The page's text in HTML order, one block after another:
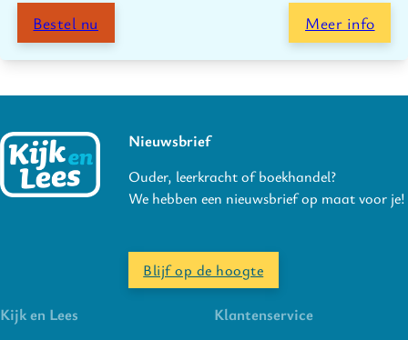
Bestel nu Meer info
Nieuwsbrief
Ouder, leerkracht of boekhandel?
We hebben een nieuwsbrief op maat voor je!
Blijf op de hoogte
Kijk en Lees Klantenservice